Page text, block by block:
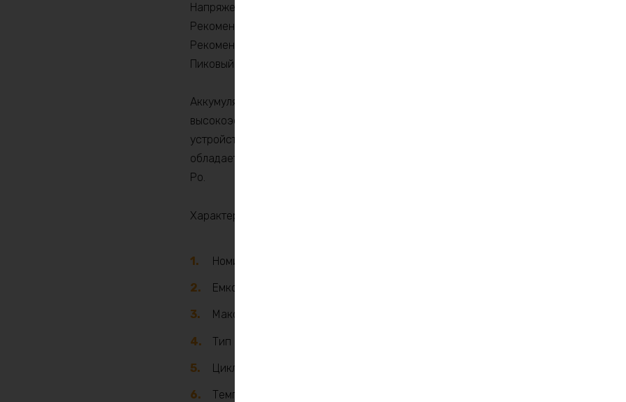
Напряжение, V — 36
Рекомендуемый продолжительный ток разряда, A — 40
Рекомендуемый продолжительный ток заряда, A — 8
Пиковый ток (1сек) , A — 200
Аккумулятор LiFePO4 (литий-железо-фосфатный) 36V 40Ah 3600W max
высокоэффективный источник питания, разработанный для использования в
устройствах и системах, где требуется стабильное и длительное электропитание.
обладает рядом преимуществ по сравнению с другими типами литиевых батарей,
Po.
Характеристики:
Номинальное напряжение: 36 вольт
Емкость: 40 ампер-часов
Максимальная выходная мощность: 3600 ватт
Тип элементов: LiFePO4 (литий-железо-фосфат)
Циклы заряда/разряда: более 2000 при сохранении 80% емкости
Температурный диапазон работы: обычно от -20°C до +60°C